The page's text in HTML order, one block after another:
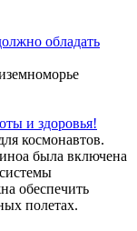
обладать
и здоровья!
космонавтов.
была включена
обеспечить
полетах.